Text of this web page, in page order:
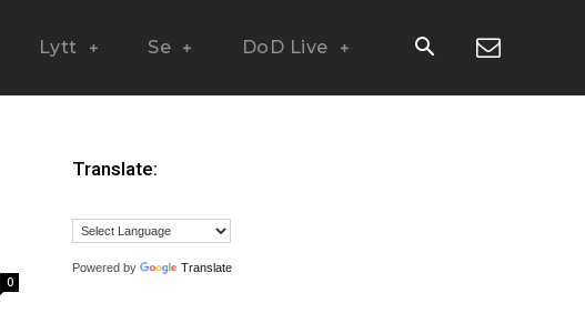
Lytt Se DoD Live
0
Translate:
Powered by Translate